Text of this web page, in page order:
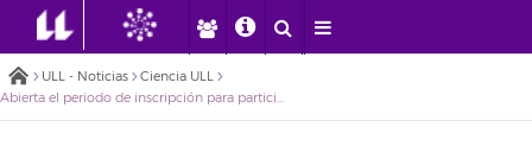
ULL - Noticias
Ciencia ULL
Abierta el periodo de inscripción para participar en el programa ARN Technology de Arona